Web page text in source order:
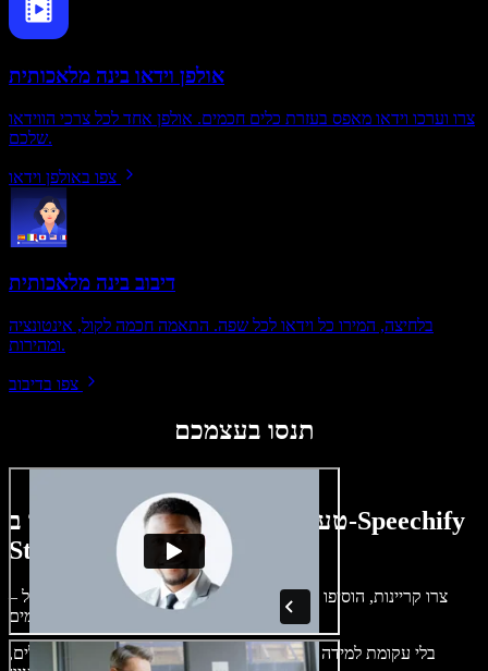
אולפן וידאו בינה מלאכותית
צרו וערכו וידאו מאפס בעזרת כלים חכמים. אולפן אחד לכל צרכי הווידאו
שלכם.
צפו באולפן וידאו
דיבוב בינה מלאכותית
בלחיצה, המירו כל וידאו לכל שפה. התאמה חכמה לקול, אינטונציה
ומהירות.
צפו בדיבוב
תנסו בעצמכם
טעימה קטנה ממה שתוכלו ליצור ב-Speechify
Studio.
צרו קריינות, הוסיפו תמונות ללא זכויות, אודיו, סרטונים ושיבוט קול –
בלי עקומת למידה – הכול זמין בדפדפן. יוצרי תוכן כבר לא מוגבלים,